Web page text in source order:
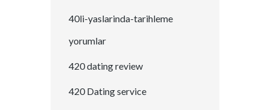
40li-yaslarinda-tarihleme
yorumlar
420 dating review
420 Dating service